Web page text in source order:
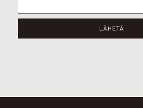
LÄHETÄ